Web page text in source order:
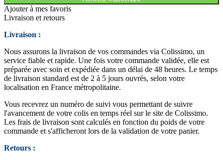
Ajouter à mes favoris
Livraison et retours
Livraison :
Nous assurons la livraison de vos commandes via Colissimo, un
service fiable et rapide. Une fois votre commande validée, elle est
préparée avec soin et expédiée dans un délai de 48 heures. Le temps
de livraison standard est de 2 à 5 jours ouvrés, selon votre
localisation en France métropolitaine.
Vous recevrez un numéro de suivi vous permettant de suivre
l'avancement de votre colis en temps réel sur le site de Colissimo.
Les frais de livraison sont calculés en fonction du poids de votre
commande et s'afficheront lors de la validation de votre panier.
Retours :